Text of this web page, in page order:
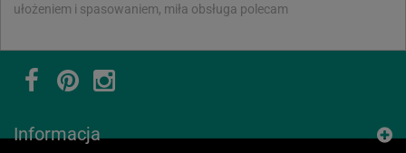
ułożeniem i spasowaniem, miła obsługa polecam
Informacja